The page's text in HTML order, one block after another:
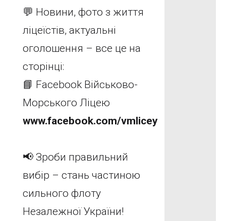
💬 Новини, фото з життя
ліцеїстів, актуальні
оголошення – все це на
сторінці:
📘 Facebook Військово-
Морського Ліцею
www.facebook.com/vmlicey
📢 Зроби правильний
вибір – стань частиною
сильного флоту
Незалежної України!